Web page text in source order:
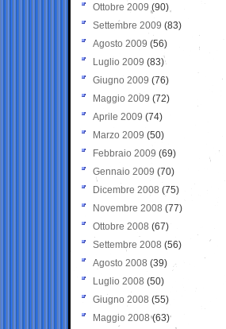
Ottobre 2009 (90)
Settembre 2009 (83)
Agosto 2009 (56)
Luglio 2009 (83)
Giugno 2009 (76)
Maggio 2009 (72)
Aprile 2009 (74)
Marzo 2009 (50)
Febbraio 2009 (69)
Gennaio 2009 (70)
Dicembre 2008 (75)
Novembre 2008 (77)
Ottobre 2008 (67)
Settembre 2008 (56)
Agosto 2008 (39)
Luglio 2008 (50)
Giugno 2008 (55)
Maggio 2008(63)